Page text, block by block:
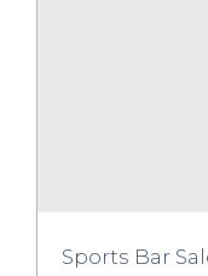
Sports Bar